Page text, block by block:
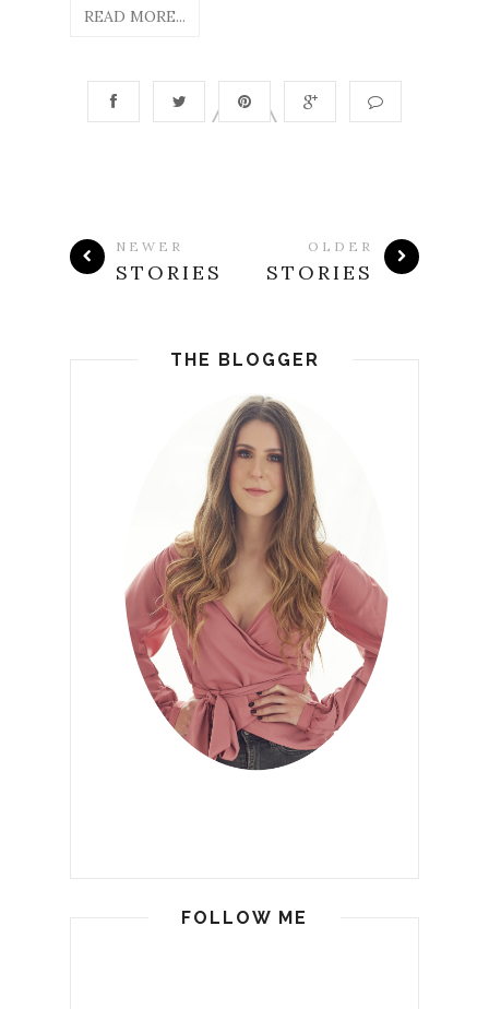
READ MORE...
NEWER
STORIES
OLDER
STORIES
THE BLOGGER
FOLLOW ME